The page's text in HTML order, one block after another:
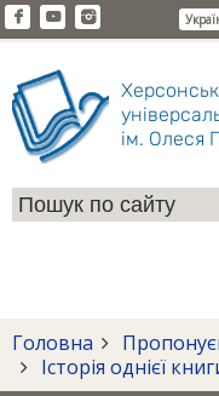
ім. Олеся
Головна
Історія однієї